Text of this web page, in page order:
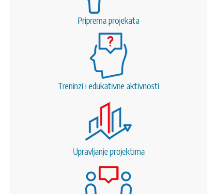
Priprema projekata
Treninzi i edukativne aktivnosti
Upravljanje projektima